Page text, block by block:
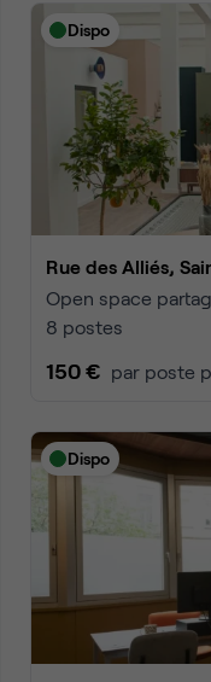
Dispo
Rue des Alliés,
Open space
8 postes
150 € par poste
Dispo